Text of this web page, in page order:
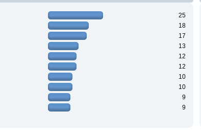
25
18
17
13
12
12
10
10
9
9